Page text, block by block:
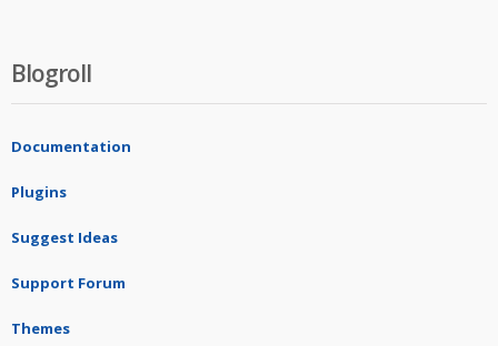
Blogroll
Documentation
Plugins
Suggest Ideas
Support Forum
Themes